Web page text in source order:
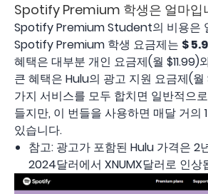
Spotify Premium 학생은 얼마입
Spotify Premium Student의 비용은
Spotify Premium 학생 요금제는 $
혜택은 대부분 개인 요금제(월 $11.99)
큰 혜택은 Hulu의 광고 지원 요금제(
가지 서비스를 모두 합치면 일반적으
들지만, 이 번들을 사용하면 매달 거의
있습니다.
참고: 광고가 포함된 Hulu 가격은 2
2024달러에서 XNUMX달러로 인상